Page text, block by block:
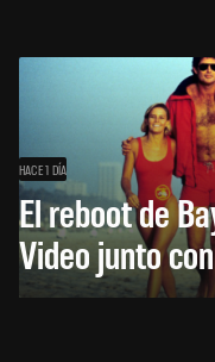
HACE 1 DÍA
El reboot de
Video junto